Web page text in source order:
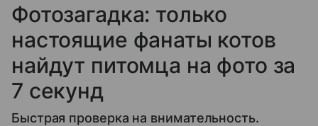
Фотозагадка: только
настоящие фанаты котов
найдут питомца на фото за
7 секунд
Быстрая проверка на внимательность.